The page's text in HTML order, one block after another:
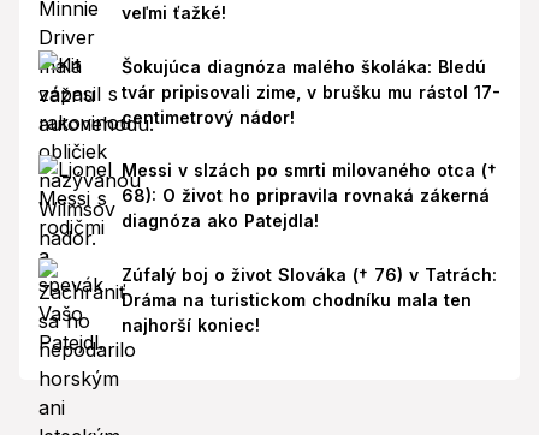
veľmi ťažké!
Šokujúca diagnóza malého školáka: Bledú
tvár pripisovali zime, v brušku mu rástol 17-
centimetrový nádor!
Messi v slzách po smrti milovaného otca (†
68): O život ho pripravila rovnaká zákerná
diagnóza ako Patejdla!
Zúfalý boj o život Slováka († 76) v Tatrách:
Dráma na turistickom chodníku mala ten
najhorší koniec!